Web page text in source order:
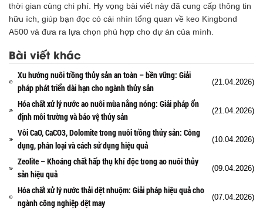
thời gian cùng chi phí. Hy vọng bài viết này đã cung cấp thông tin
hữu ích, giúp bạn đọc có cái nhìn tổng quan về keo Kingbond
A500 và đưa ra lựa chọn phù hợp cho dự án của mình.
Bài viết khác
Xu hướng nuôi trồng thủy sản an toàn – bền vững: Giải
pháp phát triển dài hạn cho ngành thủy sản
(21.04.2026)
Hóa chất xử lý nước ao nuôi mùa nắng nóng: Giải pháp ổn
định môi trường và bảo vệ thủy sản
(21.04.2026)
Vôi CaO, CaCO3, Dolomite trong nuôi trồng thủy sản: Công
dụng, phân loại và cách sử dụng hiệu quả
(10.04.2026)
Zeolite – Khoáng chất hấp thụ khí độc trong ao nuôi thủy
sản hiệu quả
(09.04.2026)
Hóa chất xử lý nước thải dệt nhuộm: Giải pháp hiệu quả cho
ngành công nghiệp dệt may
(07.04.2026)